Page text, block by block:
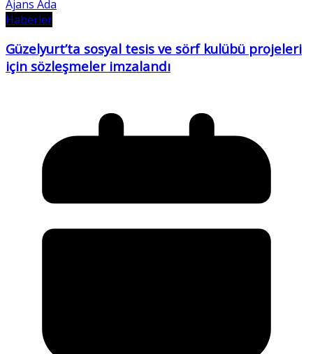
Ajans Ada
Haberler
Güzelyurt’ta sosyal tesis ve sörf kulübü projeleri
için sözleşmeler imzalandı